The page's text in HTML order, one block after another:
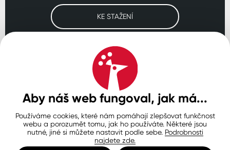
KE STAŽENÍ
Navštivte naše pobočky
SLOVENSKO POLSKO
Ochrana osobních údajů
Zásady používání souborů cookie
Nastavení cookies
© Copyright 2026 COLORLAK
Aby náš web fungoval, jak má...
Používáme cookies, které nám pomáhají zlepšovat funkčnost
webu a porozumět tomu, jak ho používáte. Některé jsou
nutné, jiné si můžete nastavit podle sebe. Podrobnosti
najdete zde.